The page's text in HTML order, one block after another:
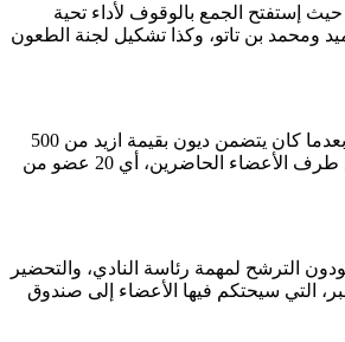
والأدبية للموسم المنفرط 2019/2020، وهذا بالمركب الثقافي بغريس، حيث إستفتح الجمع بالوقوف لأداء تحية
ومحمد بن تاتو، وكذا تشكيل لجنة الطعون
بعدها تم إحالة الكلمة لرئيس الفريق بوجبهة لتلاوة تقريره الأدبي والمالي للموسم المنفرط، وبعدها تم تلاوة التقرير المالي للفريق الذي يتضمن ديون بقيمة 270 مليون بعدما كان يتضمن ديون بقيمة ازيد من 500
مليون، حيث صرح الرئيس المنتهي عهدته امام الملأ أنه سيتكفل بشطر من هذه الديون، وتعود هاته الديون للمناصر مكاوي عبد القادر، وتم المصادقة عليه بالإجماع من طرف الأعضاء الحاضرين، أي 20 عضو من
الترشح لمهمة رئاسة النادي، والتحضير
خالد بالإضافة إلى عضوين آخرين، تقرر بشكل رسمي عقد الجمعية العامة الانتخابية القادمة في 17 من شهر سبتمبر، التي سيحتكم فيها الأعضاء إلى صندوق